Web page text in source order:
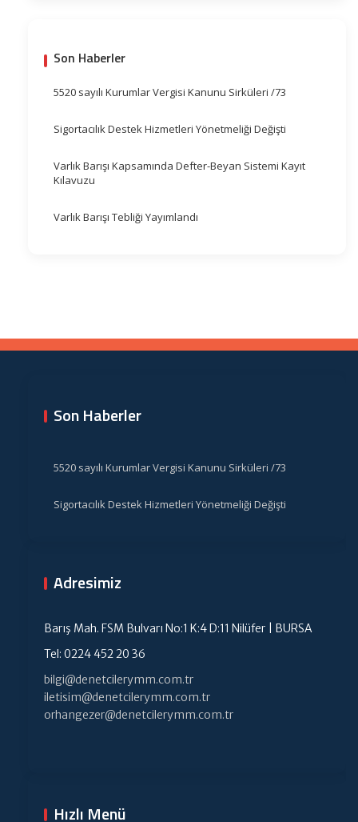
Son Haberler
5520 sayılı Kurumlar Vergisi Kanunu Sirküleri /73
Sigortacılık Destek Hizmetleri Yönetmeliği Değişti
Varlık Barışı Kapsamında Defter-Beyan Sistemi Kayıt
Kılavuzu
Varlık Barışı Tebliği Yayımlandı
Son Haberler
5520 sayılı Kurumlar Vergisi Kanunu Sirküleri /73
Sigortacılık Destek Hizmetleri Yönetmeliği Değişti
Adresimiz
Barış Mah. FSM Bulvarı No:1 K:4 D:11 Nilüfer | BURSA
Tel: 0224 452 20 36
bilgi@denetcilerymm.com.tr
iletisim@denetcilerymm.com.tr
orhangezer@denetcilerymm.com.tr
Hızlı Menü